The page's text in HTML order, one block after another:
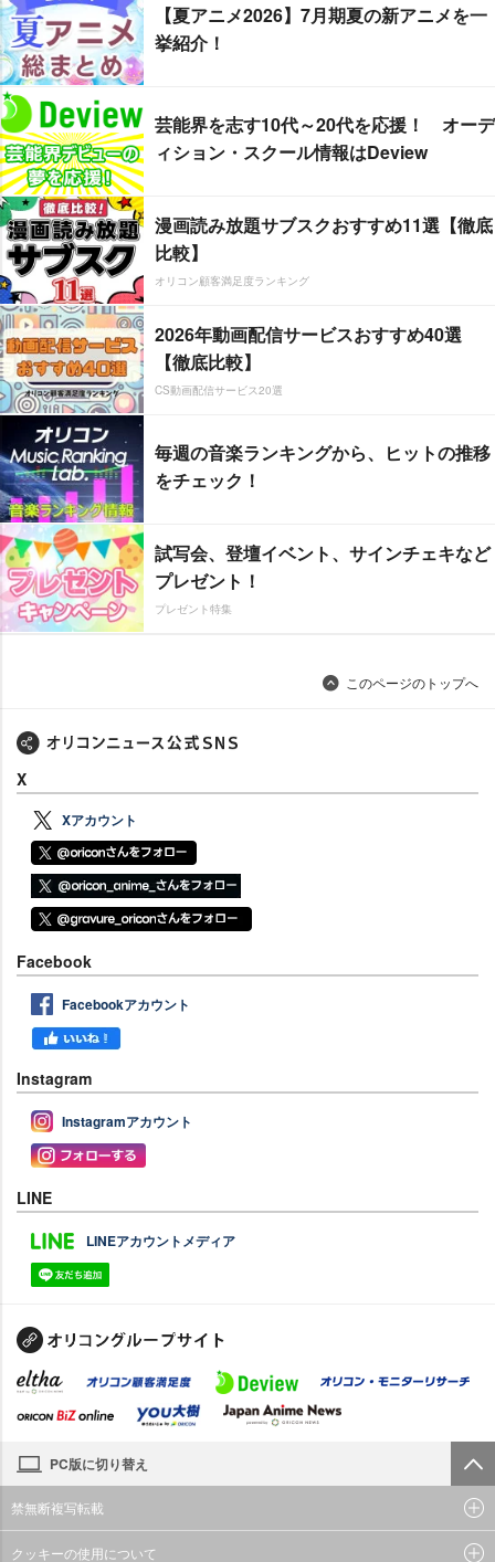
【夏アニメ2026】7月期夏の新アニメを一
挙紹介！
芸能界を志す10代～20代を応援！ オーデ
ィション・スクール情報はDeview
漫画読み放題サブスクおすすめ11選【徹底
比較】
オリコン顧客満足度ランキング
2026年動画配信サービスおすすめ40選
【徹底比較】
CS動画配信サービス20選
毎週の音楽ランキングから、ヒットの推移
をチェック！
試写会、登壇イベント、サインチェキなど
プレゼント！
プレゼント特集
このページのトップへ
X
Xアカウント
Facebook
Facebookアカウント
Instagram
Instagramアカウント
LINE
LINEアカウントメディア
PC版に切り替え
禁無断複写転載
クッキーの使用について